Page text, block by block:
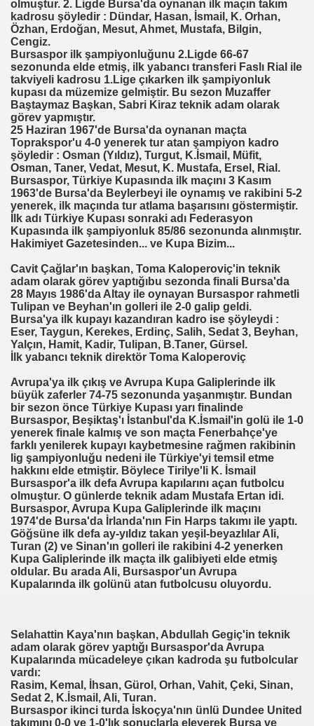
olmuştur. 2. Ligde Bursa'da oynanan ilk maçın takım
kadrosu şöyledir : Dündar, Hasan, İsmail, K. Orhan,
Özhan, Erdoğan, Mesut, Ahmet, Mustafa, Bilgin,
Cengiz.
Bursaspor ilk şampiyonluğunu 2.Ligde 66-67
sezonunda elde etmiş, ilk yabancı transferi Faslı Rial ile
takviyeli kadrosu 1.Lige çıkarken ilk şampiyonluk
kupası da müzemize gelmiştir. Bu sezon Muzaffer
Baştaymaz Başkan, Sabri Kiraz teknik adam olarak
görev yapmıştır.
25 Haziran 1967'de Bursa'da oynanan maçta
Toprakspor'u 4-0 yenerek tur atan şampiyon kadro
şöyledir : Osman (Yıldız), Turgut, K.İsmail, Müfit,
Osman, Taner, Vedat, Mesut, K. Mustafa, Ersel, Rial.
Bursaspor, Türkiye Kupasında ilk maçını 3 Kasım
1963'de Bursa'da Beylerbeyi ile oynamış ve rakibini 5-2
yenerek, ilk maçında tur atlama başarısını göstermiştir.
İlk adı Türkiye Kupası sonraki adı Federasyon
Kupasında ilk şampiyonluk 85/86 sezonunda alınmıştır.
Hakimiyet Gazetesinden... ve Kupa Bizim...
Cavit Çağlar'ın başkan, Toma Kaloperoviç'in teknik
adam olarak görev yaptığıbu sezonda finali Bursa'da
28 Mayıs 1986'da Altay ile oynayan Bursaspor rahmetli
Tulipan ve Beyhan'ın golleri ile 2-0 galip geldi.
Bursa'ya ilk kupayı kazandıran kadro ise şöyleydi :
Eser, Taygun, Kerekes, Erdinç, Salih, Sedat 3, Beyhan,
Yalçın, Hamit, Kadir, Tulipan, B.Taner, Gürsel.
İlk yabancı teknik direktör Toma Kaloperoviç
Avrupa'ya ilk çıkış ve Avrupa Kupa Galiplerinde ilk
büyük zaferler 74-75 sezonunda yaşanmıştır. Bundan
bir sezon önce Türkiye Kupası yarı finalinde
Bursaspor, Beşiktaş'ı İstanbul'da K.İsmail'in golü ile 1-0
yenerek finale kalmış ve son maçta Fenerbahçe'ye
farklı yenilerek kupayı kaybetmesine rağmen rakibinin
lig şampiyonluğu nedeni ile Türkiye'yi temsil etme
hakkını elde etmiştir. Böylece Tirilye'li K. İsmail
Bursaspor'a ilk defa Avrupa kapılarını açan futbolcu
olmuştur. O günlerde teknik adam Mustafa Ertan idi.
Bursaspor, Avrupa Kupa Galiplerinde ilk maçını
1974'de Bursa'da İrlanda'nın Fin Harps takımı ile yaptı.
Göğsüne ilk defa ay-yıldız takan yeşil-beyazlılar Ali,
Turan (2) ve Sinan'ın golleri ile rakibini 4-2 yenerken
Kupa Galiplerinde ilk maçta ilk galibiyeti elde etmiş
oldular. Bu arada Ali, Bursaspor'un Avrupa
Kupalarında ilk golünü atan futbolcusu oluyordu.
Selahattin Kaya'nın başkan, Abdullah Gegiç'in teknik
adam olarak görev yaptığı Bursaspor'da Avrupa
Kupalarında mücadeleye çıkan kadroda şu futbolcular
vardı:
Rasim, Kemal, İhsan, Gürol, Orhan, Vahit, Çeki, Sinan,
Sedat 2, K.İsmail, Ali, Turan.
Bursaspor ikinci turda İskoçya'nın ünlü Dundee United
takımını 0-0 ve 1-0'lık sonuçlarla eleyerek Bursa ve